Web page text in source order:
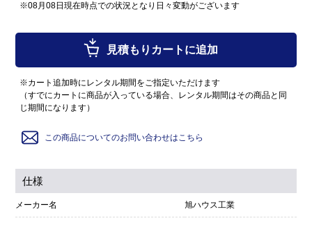
※08月08日現在時点での状況となり日々変動がございます
見積もりカートに追加
※カート追加時にレンタル期間をご指定いただけます
（すでにカートに商品が入っている場合、レンタル期間はその商品と同
じ期間になります）
この商品についてのお問い合わせはこちら
仕様
メーカー名 旭ハウス工業